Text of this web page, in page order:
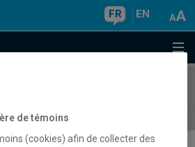
FR EN
de témoins
(cookies) afin de collecter des